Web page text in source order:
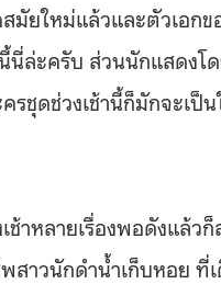
มัยใหม่แล้วและตัวเอก
ล่ะครับ ส่วนนักแสดงโ
รชุดช่วงเช้านี้ก็มักจะเป็
ช้าหลายเรื่องพอดังแล้ว
สาวนักดำน้ำเก็บหอย ที่